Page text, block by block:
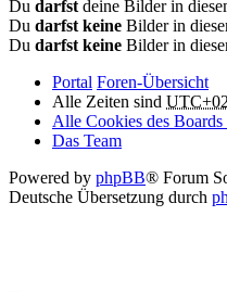
Du darfst deine Bilder in
Du darfst keine Bilder in
Du darfst keine Bilder in
Portal Foren-Übersicht
Alle Zeiten sind
Alle Cookies des Boards
Das Team
Powered by phpBB® Forum
Deutsche Übersetzung durch